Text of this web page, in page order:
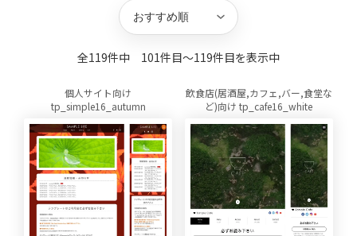
キーワード
並び替え
全119件中 101件目〜119件目を表示中
個人サイト向け
tp_simple16_autumn
飲食店(居酒屋,カフェ,バー,食堂な
ど)向け tp_cafe16_white